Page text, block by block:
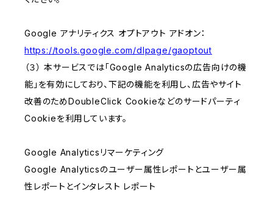
Google アナリティクス オプトアウト アドオン：
https://tools.google.com/dlpage/gaoptout
（３） 本サービスでは「Google Analyticsの広告向けの機
能」を有効にしており、下記の機能を利用し、広告やサイト
改善のためDoubleClick Cookieなどのサードパーティ
Cookieを利用しています。
Google Analyticsリマーケティング
Google Analyticsのユーザー属性レポートとユーザー属
性レポートとインタレスト レポート